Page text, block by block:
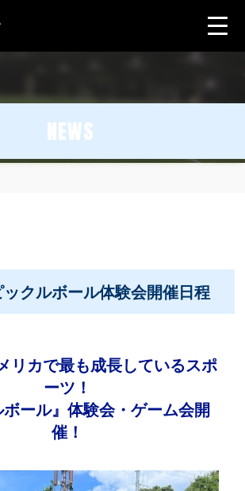
NEWS
ックルボール体験会開催日程
リカで最も成長しているスポ
ーツ！
ボール』体験会・ゲーム会開
催！